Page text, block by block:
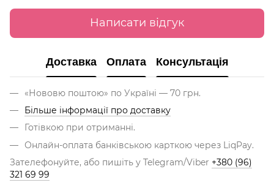
Написати відгук
Доставка Оплата Консультація
«Нововю поштою» по Україні — 70 грн.
Більше інформації про доставку
Готівкою при отриманні.
Онлайн-оплата банківською карткою через LiqPay.
Зателефонуйте, або пишіть у Telegram/Viber +380 (96)
321 69 99